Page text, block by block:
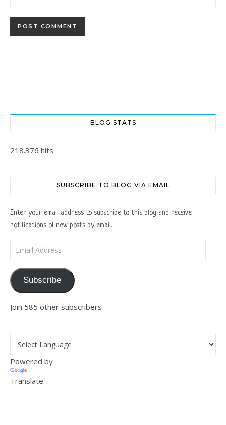
BLOG STATS
218.376 hits
SUBSCRIBE TO BLOG VIA EMAIL
Enter your email address to subscribe to this blog and receive
notifications of new posts by email.
Subscribe
Join 585 other subscribers
Powered by
Translate